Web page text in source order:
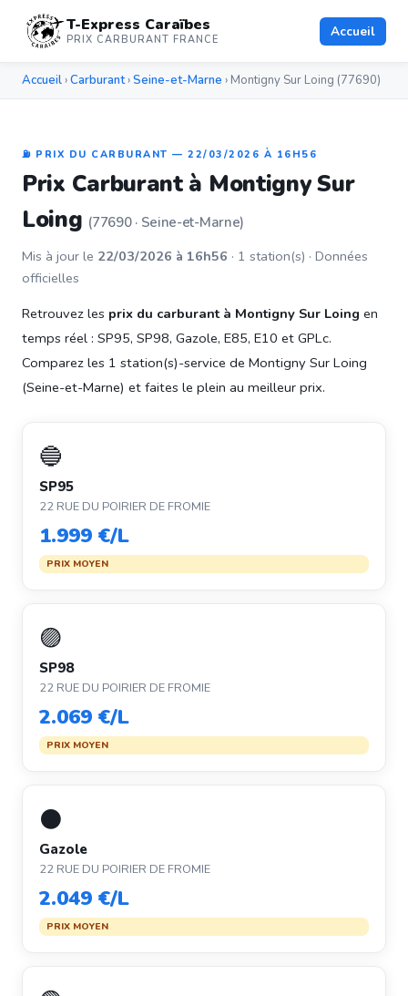
T-Express Caraïbes
PRIX CARBURANT FRANCE Accueil
Accueil ›Carburant›Seine-et-Marne › Montigny Sur Loing (77690)
⛽ PRIX DU CARBURANT — 22/03/2026 À 16H56
Prix Carburant à Montigny Sur
Loing (77690 · Seine-et-Marne)
Mis à jour le 22/03/2026 à 16h56 · 1 station(s) · Données
officielles
Retrouvez les prix du carburant à Montigny Sur Loing en
temps réel : SP95, SP98, Gazole, E85, E10 et GPLc.
Comparez les 1 station(s)-service de Montigny Sur Loing
(Seine-et-Marne) et faites le plein au meilleur prix.
🔵
SP95
22 RUE DU POIRIER DE FROMIE
1.999 €/L
PRIX MOYEN
🟣
SP98
22 RUE DU POIRIER DE FROMIE
2.069 €/L
PRIX MOYEN
⚫
Gazole
22 RUE DU POIRIER DE FROMIE
2.049 €/L
PRIX MOYEN